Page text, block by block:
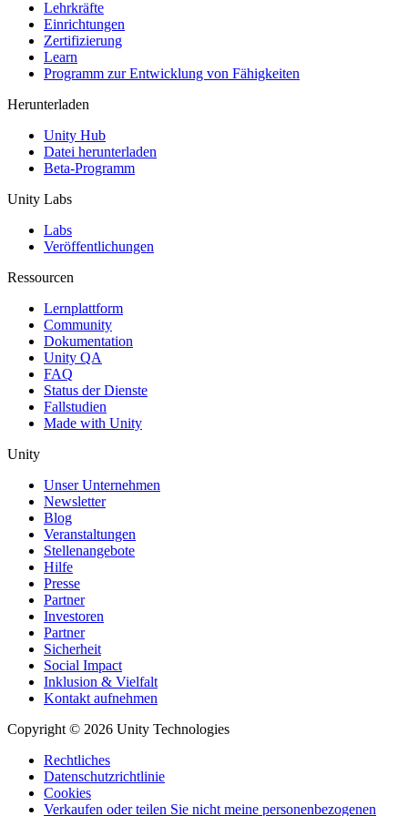
XR-Spiele
XR-Spiele plattformübergreifend starten
Multiplayer-Spiele
Vereinfachte Entwicklung von Multiplayer-Spielen
Lehrkräfte
Einrichtungen
Zertifizierung
Learn
Programm zur Entwicklung von Fähigkeiten
Herunterladen
Unity Hub
Datei herunterladen
Beta-Programm
Unity Labs
Labs
Veröffentlichungen
Ressourcen
Lernplattform
Community
Dokumentation
Unity QA
FAQ
Status der Dienste
Fallstudien
Made with Unity
Unity
Unser Unternehmen
Newsletter
Blog
Veranstaltungen
Stellenangebote
Hilfe
Presse
Partner
Investoren
Partner
Sicherheit
Social Impact
Inklusion & Vielfalt
Kontakt aufnehmen
Copyright © 2026 Unity Technologies
Rechtliches
Datenschutzrichtlinie
Cookies
Verkaufen oder teilen Sie nicht meine personenbezogenen